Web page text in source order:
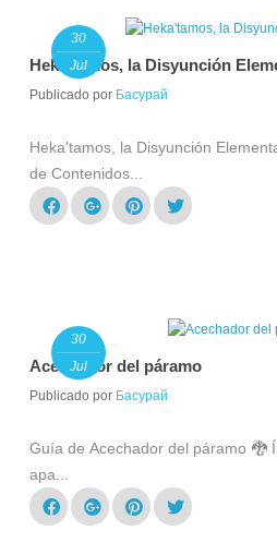
30
Jul
Heka'tamos, la Disyunción
Publicado por Басурай
Heka'tamos, la Disyunción
de Contenidos...
30
Jul
Acechador del páramo
Publicado por Басурай
Guía de Acechador del páramo 🐉
apa...